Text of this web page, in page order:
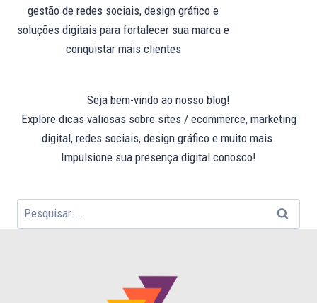
gestão de redes sociais, design gráfico e
soluções digitais para fortalecer sua marca e
conquistar mais clientes
Seja bem-vindo ao nosso blog!
Explore dicas valiosas sobre sites / ecommerce, marketing
digital, redes sociais, design gráfico e muito mais.
Impulsione sua presença digital conosco!